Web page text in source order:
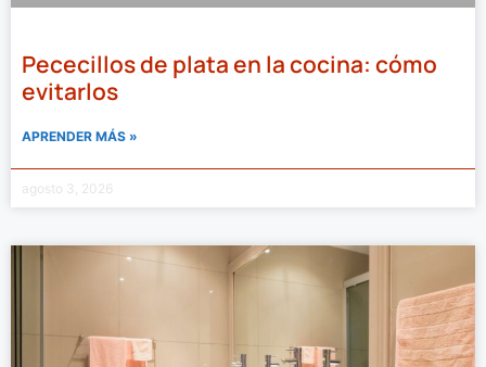
Pececillos de plata en la cocina: cómo
evitarlos
APRENDER MÁS »
agosto 3, 2026